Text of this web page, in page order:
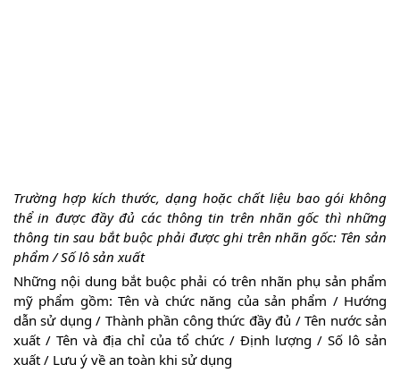
Trường hợp kích thước, dạng hoặc chất liệu bao gói không
thể in được đầy đủ các thông tin trên nhãn gốc thì những
thông tin sau bắt buộc phải được ghi trên nhãn gốc: Tên sản
phẩm / Số lô sản xuất
Những nội dung bắt buộc phải có trên nhãn phụ sản phẩm
mỹ phẩm gồm: Tên và chức năng của sản phẩm / Hướng
dẫn sử dụng / Thành phần công thức đầy đủ / Tên nước sản
xuất / Tên và địa chỉ của tổ chức / Định lượng / Số lô sản
xuất / Lưu ý về an toàn khi sử dụng